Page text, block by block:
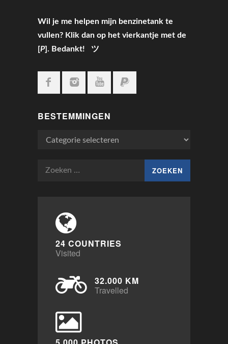
Wil je me helpen mijn benzinetank te
vullen? Klik dan op het vierkantje met de
[P]. Bedankt! ツ
BESTEMMINGEN
Bestemmingen
Zoeken
24 COUNTRIES
Visited
32.000 KM
Travelled